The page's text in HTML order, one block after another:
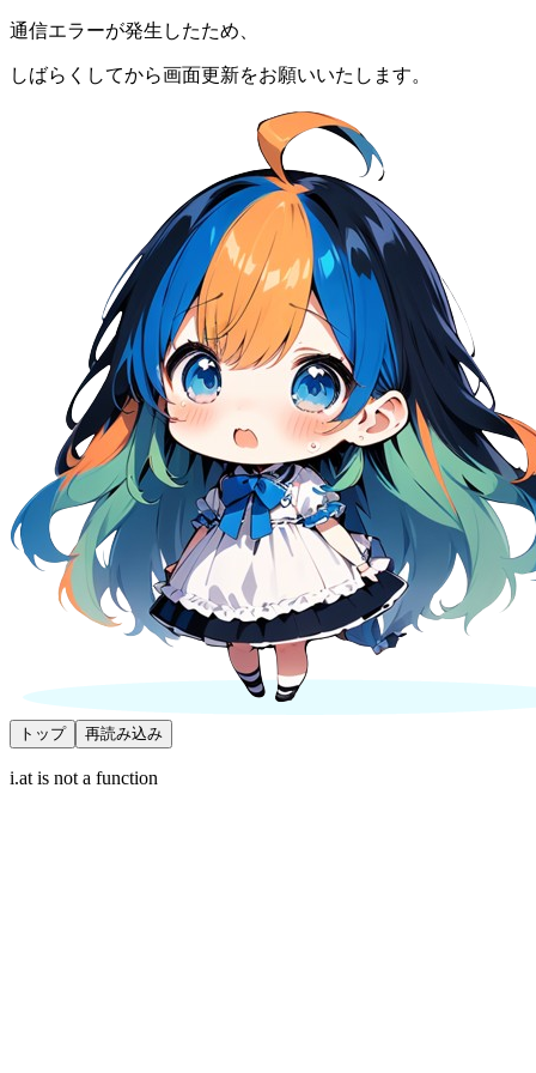
通信エラーが発生したため、
しばらくしてから画面更新をお願いいたします。
トップ 再読み込み
i.at is not a function